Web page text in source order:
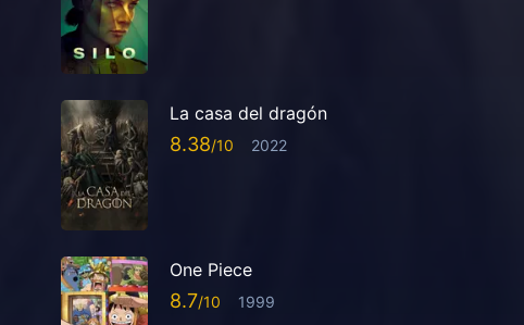
La casa del dragón
8.38 2022
One Piece
8.7 1999